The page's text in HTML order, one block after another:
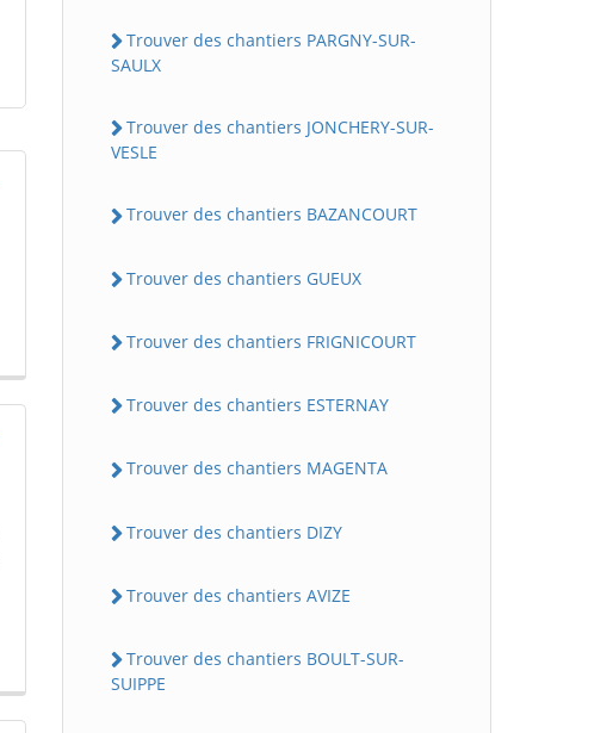
Trouver des chantiers PARGNY-SUR-
SAULX
Trouver des chantiers JONCHERY-SUR-
VESLE
Trouver des chantiers BAZANCOURT
Trouver des chantiers GUEUX
Trouver des chantiers FRIGNICOURT
Trouver des chantiers ESTERNAY
Trouver des chantiers MAGENTA
Trouver des chantiers DIZY
Trouver des chantiers AVIZE
Trouver des chantiers BOULT-SUR-
SUIPPE